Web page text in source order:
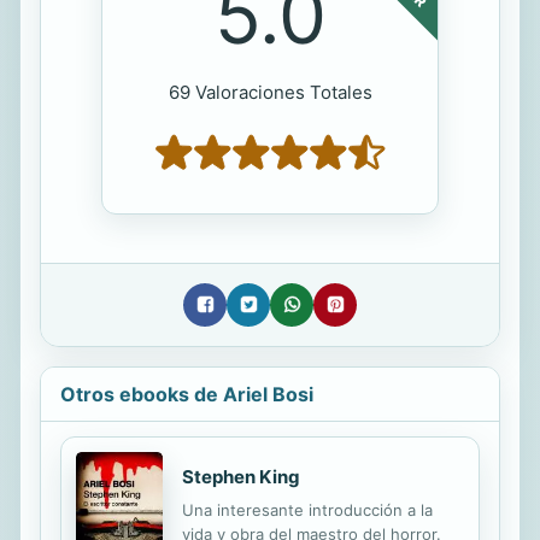
69 Valoraciones Totales
Otros ebooks de Ariel Bosi
Stephen King
Una interesante introducción a la
vida y obra del maestro del horror.